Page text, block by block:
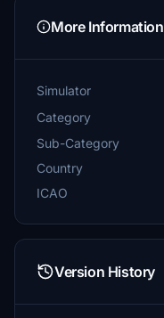
More Information
Simulator
Category
Sub-Category
Country
ICAO
Version History